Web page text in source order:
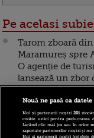
Pe acelasi
Tarom zboară din
Maramureș spre
O agenție de
lansează un zbor
Tarom are un nou
director interimar
Nouă ne pasă ca
Noi și partenerii noștri201
cookie unici pentru prelucrarea
făcând clic mai jos sau în orice
raportate partenerilor noștri și nu
Noi si partenerii nostri (retelele